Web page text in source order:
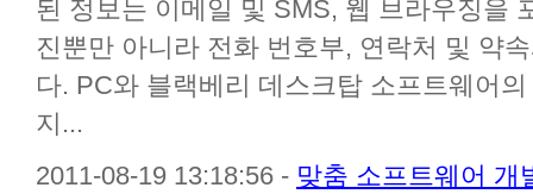
된 정보는 이메일 및 SMS, 웹 브라우징을
진뿐만 아니라 전화 번호부, 연락처 및 약
다. PC와 블랙베리 데스크탑 소프트웨어
지...
2011-08-19 13:18:56 - 맞춤 소프트웨어 개